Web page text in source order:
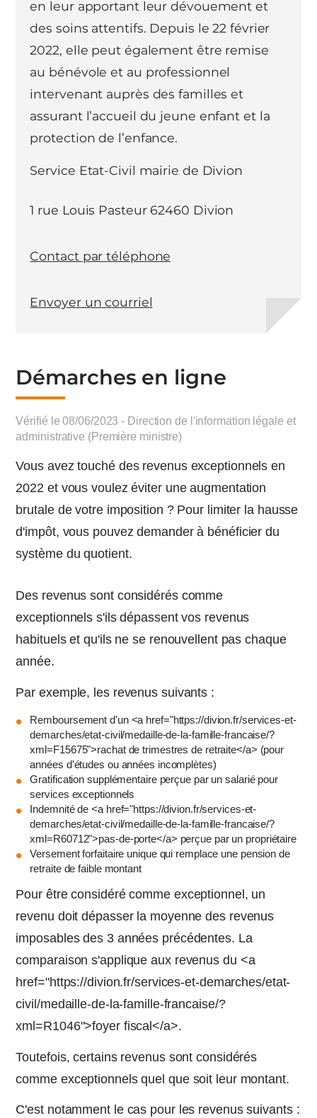
Démarches en ligne
Vérifié le 08/06/2023 - Direction de l'information légale et
administrative (Première ministre)
Vous avez touché des revenus exceptionnels en
2022 et vous voulez éviter une augmentation
brutale de votre imposition ? Pour limiter la hausse
d'impôt, vous pouvez demander à bénéficier du
système du quotient.
Des revenus sont considérés comme
exceptionnels s'ils dépassent vos revenus
habituels et qu'ils ne se renouvellent pas chaque
année.
Par exemple, les revenus suivants :
Remboursement d'un <a href="https://divion.fr/services-et-
demarches/etat-civil/medaille-de-la-famille-francaise/?
xml=F15675">rachat de trimestres de retraite</a> (pour
années d'études ou années incomplètes)
Gratification supplémentaire perçue par un salarié pour
services exceptionnels
Indemnité de <a href="https://divion.fr/services-et-
demarches/etat-civil/medaille-de-la-famille-francaise/?
xml=R60712">pas-de-porte</a> perçue par un propriétaire
Versement forfaitaire unique qui remplace une pension de
retraite de faible montant
Pour être considéré comme exceptionnel, un
revenu doit dépasser la moyenne des revenus
imposables des 3 années précédentes. La
comparaison s'applique aux revenus du <a
href="https://divion.fr/services-et-demarches/etat-
civil/medaille-de-la-famille-francaise/?
xml=R1046">foyer fiscal</a>.
Toutefois, certains revenus sont considérés
comme exceptionnels quel que soit leur montant.
C'est notamment le cas pour les revenus suivants :
en leur apportant leur dévouement et
des soins attentifs. Depuis le 22 février
2022, elle peut également être remise
au bénévole et au professionnel
intervenant auprès des familles et
assurant l’accueil du jeune enfant et la
protection de l’enfance.
Service Etat-Civil mairie de Divion
1 rue Louis Pasteur 62460 Divion
Contact par téléphone
Envoyer un courriel